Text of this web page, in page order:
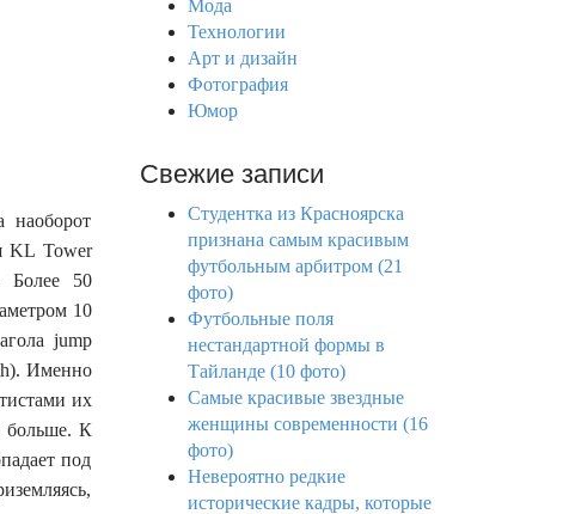
KL Tower
Более 50
10
jump
Именно
их
больше. К
под
Мода
Технологии
Арт и дизайн
Фотография
Юмор
Свежие записи
Студентка из Красноярска
признана самым красивым
футбольным арбитром (21
фото)
Футбольные поля
нестандартной формы в
Тайланде (10 фото)
Самые красивые звездные
женщины современности (16
фото)
Невероятно редкие
исторические кадры, которые